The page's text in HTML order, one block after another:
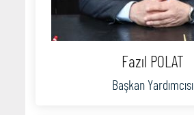
Fazıl POLAT
Başkan Yardımcısı